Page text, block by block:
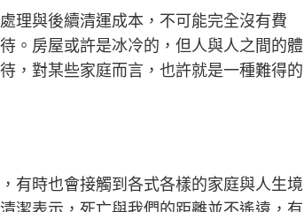
理與後續清運成本，不可能完全沒有費
。房屋或許是冰冷的，但人與人之間的體
，對某些家庭而言，也許就是一種難得的
有時也會接觸到各式各樣的家庭與人生境